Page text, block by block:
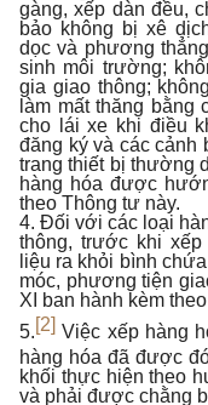
gàng, xếp dàn đều,
bảo không bị xê
dọc và phương
sinh môi trường;
gia giao thông;
làm mất thăng bằng
cho lái xe khi điều
đăng ký và các cảnh
trang thiết bị thường
hàng hóa được
theo Thông tư này.
4. Đối với các loại
thông, trước khi
liệu ra khỏi bình
móc, phương tiện
XI ban hành kèm
5.[2] Việc xếp hàng
hàng hóa đã được
khối thực hiện theo
và phải được chằng